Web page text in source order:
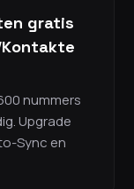
gratis
nummers
Upgrade
Sync en